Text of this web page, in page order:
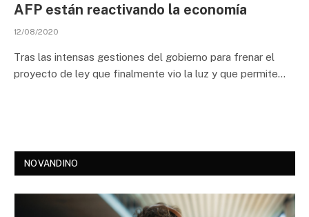
AFP están reactivando la economía
12/08/2020
Tras las intensas gestiones del gobierno para frenar el
proyecto de ley que finalmente vio la luz y que permite…
NOVANDINO